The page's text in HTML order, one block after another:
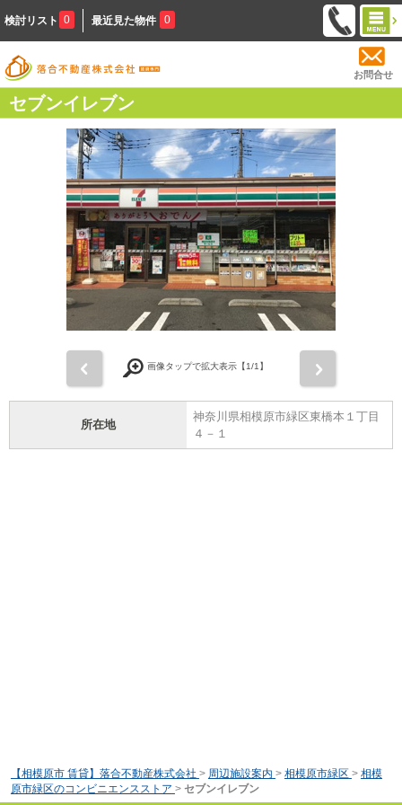
検討リスト 0 最近見た物件 0
お問合せ
セブンイレブン
画像タップで拡大表示【1/1】
所在地
神奈川県相模原市緑区東橋本１丁目
４－１
【相模原市 賃貸】落合不動産株式会社 > 周辺施設案内 > 相模原市緑区 > 相模
原市緑区のコンビニエンスストア > セブンイレブン